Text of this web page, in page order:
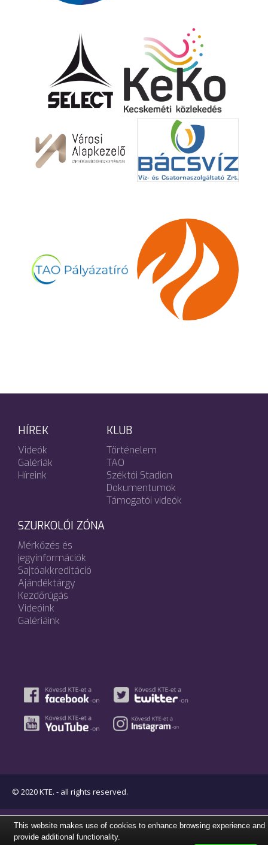
HÍREK
Videók
Galériák
Híreink
KLUB
Történelem
TAO
Széktói Stadion
Dokumentumok
Támogatói videók
SZURKOLÓI ZÓNA
Mérkőzés és
jegyinformációk
Sajtóakkreditáció
Ajándéktárgy
Kezdőrúgás
Videóink
Galériáink
© 2020 KTE. - all rights reserved.
This website makes use of cookies to enhance browsing experience and
provide additional functionality.